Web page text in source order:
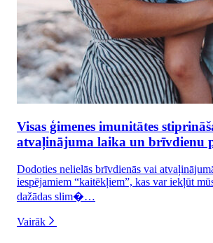
Visas ģimenes imunitātes
atvaļinājuma laika un brīvdienu
Dodoties nelielās brīvdienās vai
iespējamiem “kaitēkļiem”, kas var iekļūt
dažādas slim�…
Vairāk